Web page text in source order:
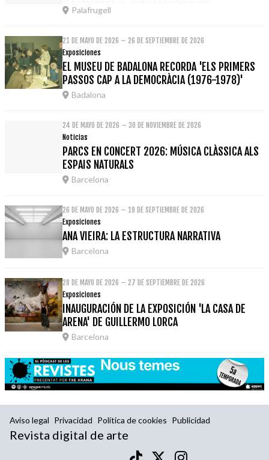
Palafrugell
21 DE MAYO DE 2026 – 26 DE SEPTIEMBRE DE 2026
Exposiciones
EL MUSEU DE BADALONA RECORDA 'ELS PRIMERS
PASSOS CAP A LA DEMOCRÀCIA (1976-1978)'
Badalona
24 DE MAYO DE 2026 – 30 DE NOVIEMBRE DE 2026
Noticias
PARCS EN CONCERT 2026: MÚSICA CLÀSSICA ALS
ESPAIS NATURALS
Barcelona
26 DE MAYO DE 2026 – 19 DE SEPTIEMBRE DE 2026
Exposiciones
ANA VIEIRA: LA ESTRUCTURA NARRATIVA
Barcelona
28 DE MAYO DE 2026 – 27 DE SEPTIEMBRE DE 2026
Exposiciones
INAUGURACIÓN DE LA EXPOSICIÓN 'LA CASA DE
ARENA' DE GUILLERMO LORCA
Barcelona
Aviso legal Privacidad Política de cookies Publicidad
Revista digital de arte